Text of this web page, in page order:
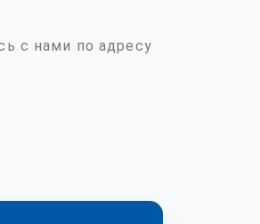
с нами по адресу